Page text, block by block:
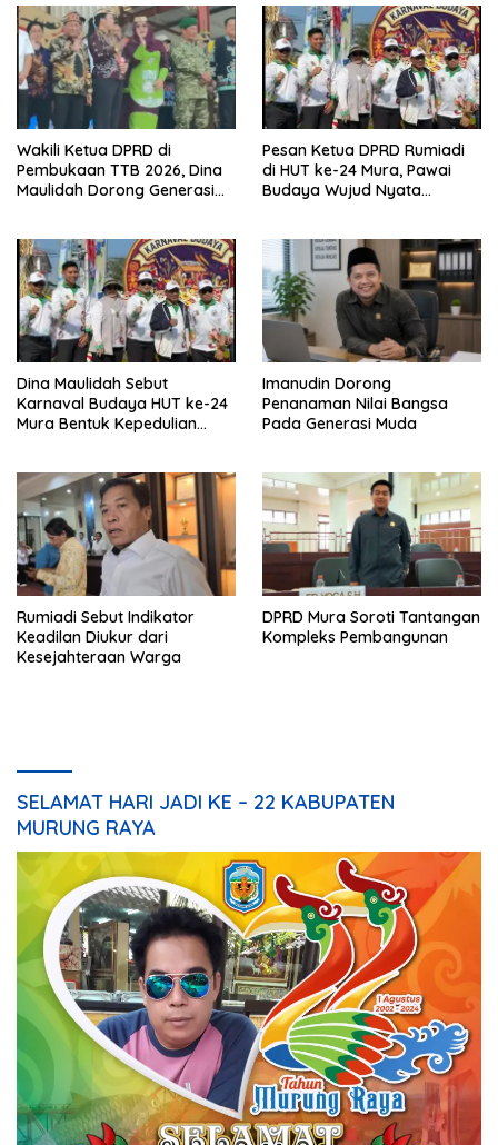
Wakili Ketua DPRD di
Pembukaan TTB 2026, Dina
Maulidah Dorong Generasi
Pesan Ketua DPRD Rumiadi
di HUT ke-24 Mura, Pawai
Budaya Wujud Nyata
Dina Maulidah Sebut
Karnaval Budaya HUT ke-24
Mura Bentuk Kepedulian
Imanudin Dorong
Penanaman Nilai Bangsa
Pada Generasi Muda
Rumiadi Sebut Indikator
Keadilan Diukur dari
Kesejahteraan Warga
DPRD Mura Soroti Tantangan
Kompleks Pembangunan
SELAMAT HARI JADI KE – 22 KABUPATEN
MURUNG RAYA